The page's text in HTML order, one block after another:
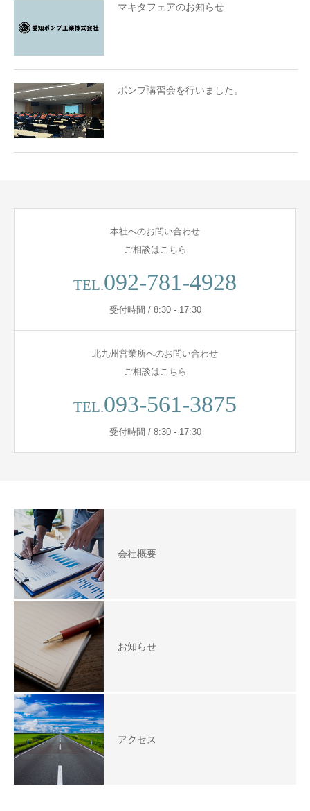
マキタフェアのお知らせ
ポンプ講習会を行いました。
本社へのお問い合わせ
ご相談はこちら
TEL.092-781-4928
受付時間 / 8:30 - 17:30
北九州営業所へのお問い合わせ
ご相談はこちら
TEL.093-561-3875
受付時間 / 8:30 - 17:30
会社概要
お知らせ
アクセス